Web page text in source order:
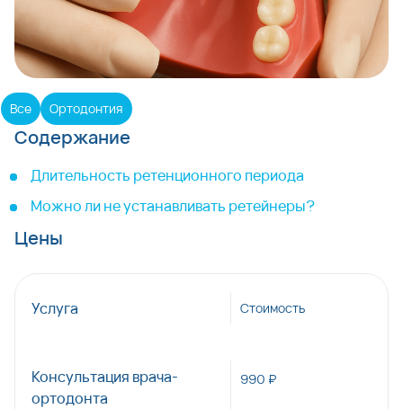
Все Ортодонтия
Содержание
Длительность ретенционного периода
Можно ли не устанавливать ретейнеры?
Цены
Услуга Стоимость
Консультация врача-
ортодонта
990 ₽